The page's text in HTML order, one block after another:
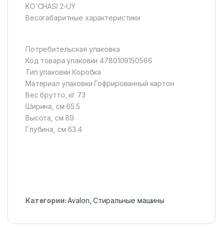
KO`CHASI 2-UY
Весогабаритные характеристики
Потребительская упаковка
Код товара упаковки 4780109150566
Тип упаковки Коробка
Материал упаковки Гофрированный картон
Вес брутто, кг 73
Ширина, см 65.5
Высота, см 89
Глубина, см 63.4
Категории:Avalon ,Стиральные машины